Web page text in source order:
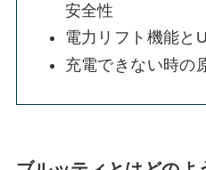
安全性
電力リフト機能と
充電できない時の